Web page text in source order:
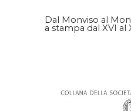
Dal Monviso al
a stampa dal XVI al